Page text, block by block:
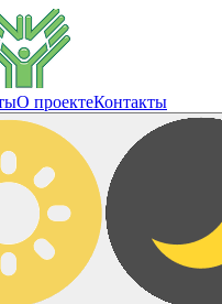
О проектеКонтакты